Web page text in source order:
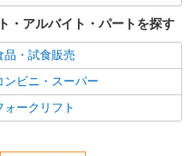
・アルバイト・パートを探す
品・試食販売
ンビニ・スーパー
ォークリフト